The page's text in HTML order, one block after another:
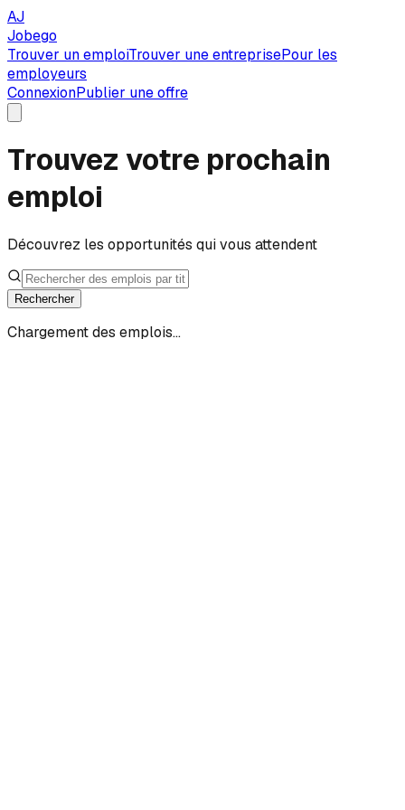
AJ
Jobego
Trouver un emploiTrouver une entreprisePour les
employeurs
ConnexionPublier une offre
Trouvez votre prochain
emploi
Découvrez les opportunités qui vous attendent
Rechercher
Chargement des emplois...